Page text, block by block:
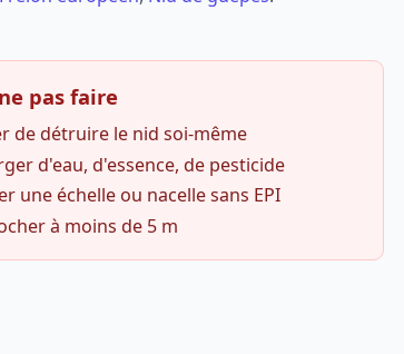
pas faire
de détruire le nid soi-même
d'eau, d'essence, de pesticide
une échelle ou nacelle sans EPI
à moins de 5 m